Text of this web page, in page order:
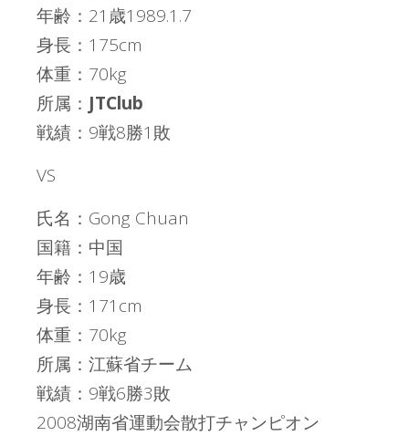
年齢：21歳1989.1.7
身長：175cm
体重：70kg
所属： JTClub
戦績：9戦8勝1敗
VS
氏名：Gong Chuan
国籍：中国
年齢：19歳
身長：171cm
体重：70kg
所属：江蘇省チーム
戦績：9戦6勝3敗
2008湖南省運動会散打チャンピオン